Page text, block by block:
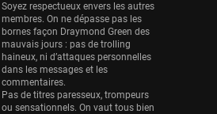
Sacramento Kings
24 sessions
Utah Jazz
22 sessions
Toronto Raptors
Soyez respectueux envers les autres
membres. On ne dépasse pas les
bornes façon Draymond Green des
mauvais jours : pas de trolling
haineux, ni d’attaques personnelles
dans les messages et les
commentaires.
Pas de titres paresseux, trompeurs
ou sensationnels. On vaut tous bien